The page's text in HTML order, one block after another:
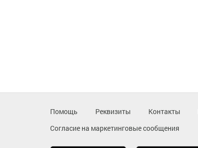
Помощь Реквизиты Контакты
Согласие на маркетинговые сообщения